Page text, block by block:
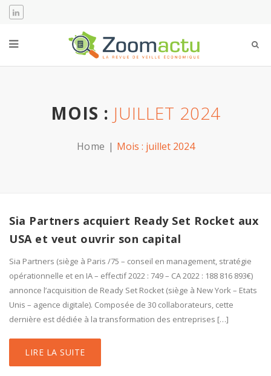
MOIS : JUILLET 2024
Home Mois : juillet 2024
Sia Partners acquiert Ready Set Rocket aux
USA et veut ouvrir son capital
Sia Partners (siège à Paris /75 – conseil en management, stratégie
opérationnelle et en IA – effectif 2022 : 749 – CA 2022 : 188 816 893€)
annonce l’acquisition de Ready Set Rocket (siège à New York – Etats
Unis – agence digitale). Composée de 30 collaborateurs, cette
dernière est dédiée à la transformation des entreprises […]
LIRE LA SUITE